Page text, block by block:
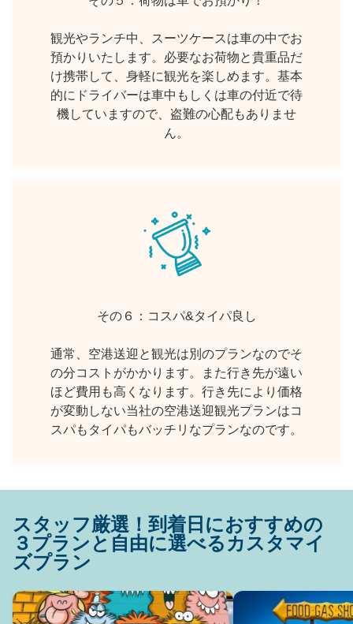
観光やランチ中、スーツケースは車の中でお
預かりいたします。必要なお荷物と貴重品だ
け携帯して、身軽に観光を楽しめます。基本
的にドライバーは車中もしくは車の付近で待
機していますので、盗難の心配もありませ
ん。
その６：コスパ&タイパ良し
通常、空港送迎と観光は別のプランなのでそ
の分コストがかかります。また行き先が遠い
ほど費用も高くなります。行き先により価格
が変動しない当社の空港送迎観光プランはコ
スパもタイパもバッチリなプランなのです。
スタッフ厳選！到着日におすすめの
３プランと自由に選べるカスタマイ
ズプラン